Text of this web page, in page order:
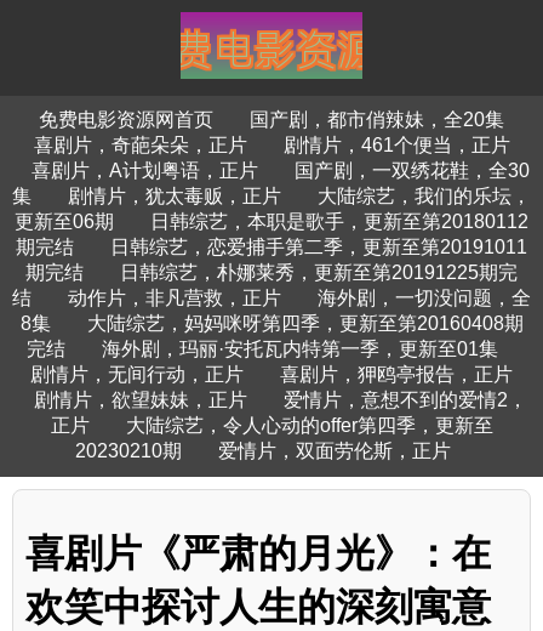
免费电影资源网首页
国产剧，都市俏辣妹，全20集
喜剧片，奇葩朵朵，正片
剧情片，461个便当，正片
喜剧片，A计划粤语，正片
国产剧，一双绣花鞋，全30
集
剧情片，犹太毒贩，正片
大陆综艺，我们的乐坛，
更新至06期
日韩综艺，本职是歌手，更新至第20180112
期完结
日韩综艺，恋爱捕手第二季，更新至第20191011
期完结
日韩综艺，朴娜莱秀，更新至第20191225期完
结
动作片，非凡营救，正片
海外剧，一切没问题，全
8集
大陆综艺，妈妈咪呀第四季，更新至第20160408期
完结
海外剧，玛丽·安托瓦内特第一季，更新至01集
剧情片，无间行动，正片
喜剧片，狎鸥亭报告，正片
剧情片，欲望妹妹，正片
爱情片，意想不到的爱情2，
正片
大陆综艺，令人心动的offer第四季，更新至
20230210期
爱情片，双面劳伦斯，正片
喜剧片《严肃的月光》：在
欢笑中探讨人生的深刻寓意